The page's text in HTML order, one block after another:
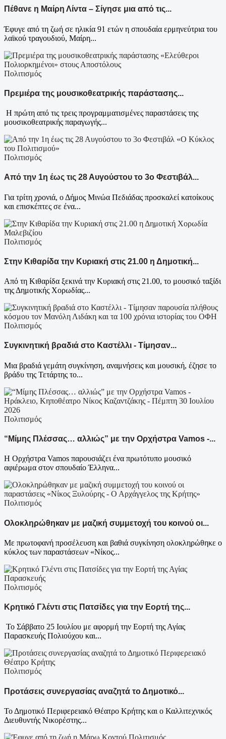
Πέθανε η Μαίρη Λίντα – Σίγησε μια από τις...
Έφυγε από τη ζωή σε ηλικία 91 ετών η σπουδαία ερμηνεύτρια του
λαϊκού τραγουδιού, Μαίρη...
Πολιτισμός
Πρεμιέρα της μουσικοθεατρικής παράστασης...
Η πρώτη από τις τρεις προγραμματισμένες παραστάσεις της
μουσικοθεατρικής παραγωγής...
Πολιτισμός
Από την 1η έως τις 28 Αυγούστου το 3ο Φεστιβάλ...
Για τρίτη χρονιά, ο Δήμος Μινώα Πεδιάδας προσκαλεί κατοίκους
και επισκέπτες σε ένα...
Πολιτισμός
Στην Κιθαρίδα την Κυριακή στις 21.00 η Δημοτική...
Από τη Κιθαρίδα ξεκινά την Κυριακή στις 21.00, το μουσικό ταξίδι
της Δημοτικής Χορωδίας...
Πολιτισμός
Συγκινητική βραδιά στο Καστέλλι - Τίμησαν...
Μια βραδιά γεμάτη συγκίνηση, αναμνήσεις και μουσική, έζησε το
βράδυ της Τετάρτης το...
Πολιτισμός
“Μίμης Πλέσσας… αλλιώς” με την Ορχήστρα Vamos -...
Η Ορχήστρα Vamos παρουσιάζει ένα πρωτότυπο μουσικό
αφιέρωμα στον σπουδαίο Έλληνα...
Πολιτισμός
Ολοκληρώθηκαν με μαζική συμμετοχή του κοινού οι...
Με πρωτοφανή προσέλευση και βαθιά συγκίνηση ολοκληρώθηκε ο
κύκλος των παραστάσεων «Νίκος...
Πολιτισμός
Κρητικό Γλέντι στις Πατσίδες για την Εορτή της...
Το Σάββατο 25 Ιουλίου με αφορμή την Εορτή της Αγίας
Παρασκευής Πολιούχου και...
Πολιτισμός
Προτάσεις συνεργασίας αναζητά το Δημοτικό...
Το Δημοτικό Περιφερειακό Θέατρο Κρήτης και ο Καλλιτεχνικός
Διευθυντής Νικορέστης...
Πολιτισμός